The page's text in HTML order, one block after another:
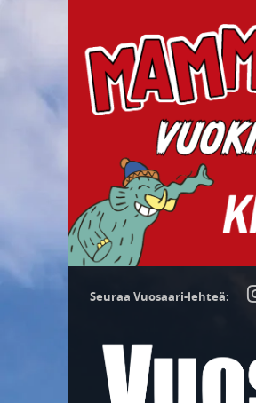
Seuraa Vuosaari-lehteä: